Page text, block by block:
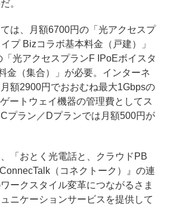
。
は、月額6700円の「光アクセスプ
プ Bizコラボ基本料金（戸建）」
光アクセスプランF IPoEボイスタ
金（集合）」が必要。インターネ
額2900円でおおむね最大1Gbpsの
ゲートウェイ機器の管理費としてス
プラン／Dプランでは月額500円が
「おとく光電話と、クラウドPB
（コネクトーク）』の連
ークスタイル変革につながるさま
ニケーションサービスを提供して